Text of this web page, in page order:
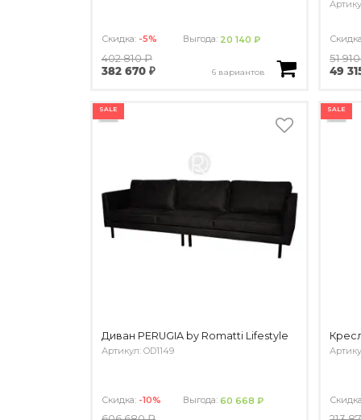
Скидка: -5% Выгода: 20 140 ₽
402 810 ₽
382 670 ₽
6 вариантов
51
49
SALE
Диван PERUGIA by Romatti Lifestyle
Артикул: OD1149
Скидка: -10% Выгода:60 668 ₽
SALE